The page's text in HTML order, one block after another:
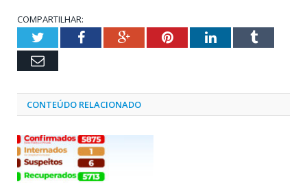
COMPARTILHAR:
TwitterFacebookGoogle+PinterestLinkedInTumblr
Email
CONTEÚDO RELACIONADO